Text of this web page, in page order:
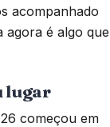
acompanhado
agora é algo que
lugar
começou em